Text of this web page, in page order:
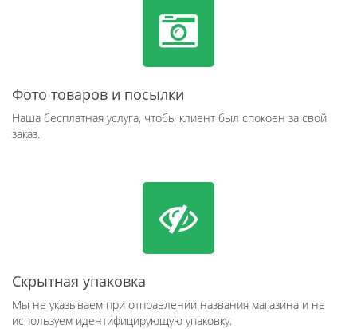
Фото товаров и посылки
Наша бесплатная услуга, чтобы клиент был спокоен за свой
заказ.
Скрытная упаковка
Мы не указываем при отправлении названия магазина и не
используем идентифицирующую упаковку.